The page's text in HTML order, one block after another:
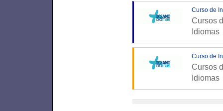
Curso de
Cursos
Idiomas
Curso de
Cursos
Idiomas